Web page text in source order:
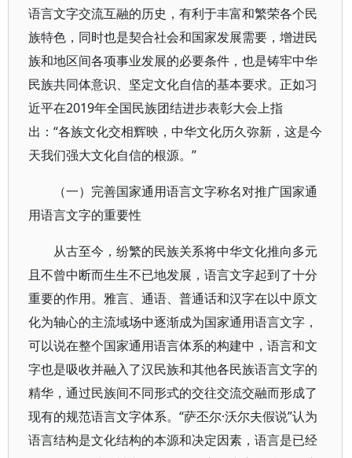
语言文字交流互融的历史，有利于丰富和繁荣各个民
族特色，同时也是契合社会和国家发展需要，增进民
族和地区间各项事业发展的必要条件，也是铸牢中华
民族共同体意识、坚定文化自信的基本要求。正如习
近平在2019年全国民族团结进步表彰大会上指
出：“各族文化交相辉映，中华文化历久弥新，这是今
天我们强大文化自信的根源。”
（一）完善国家通用语言文字称名对推广国家通
用语言文字的重要性
从古至今，纷繁的民族关系将中华文化推向多元
且不曾中断而生生不已地发展，语言文字起到了十分
重要的作用。雅言、通语、普通话和汉字在以中原文
化为轴心的主流域场中逐渐成为国家通用语言文字，
可以说在整个国家通用语言体系的构建中，语言和文
字也是吸收并融入了汉民族和其他各民族语言文字的
精华，通过民族间不同形式的交往交流交融而形成了
现有的规范语言文字体系。“萨丕尔·沃尔夫假说”认为
语言结构是文化结构的本源和决定因素，语言是已经